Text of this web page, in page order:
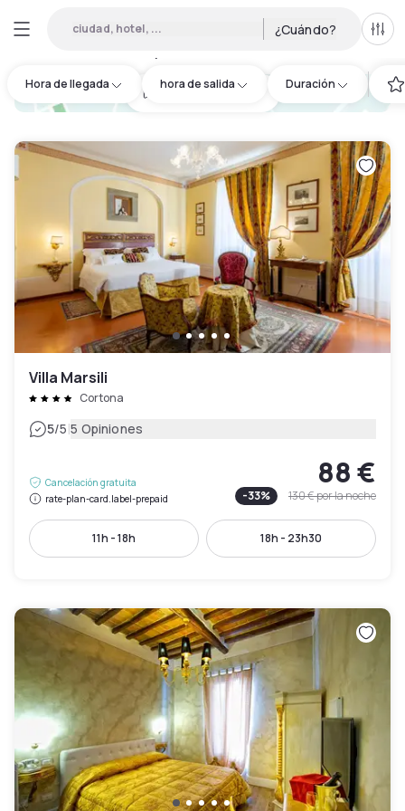
ciudad, hotel, ... ¿Cuándo?
Hora de llegada hora de salida Duración
hotel.cta.view_map
Villa Marsili
Cortona
5/5|5 Opiniones
Cancelación gratuita
rate-plan-card.label-prepaid
88 €
-33% 130 €por la noche
11h - 18h 18h - 23h30